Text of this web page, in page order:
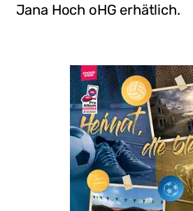
Jana Hoch oHG erhätlich.